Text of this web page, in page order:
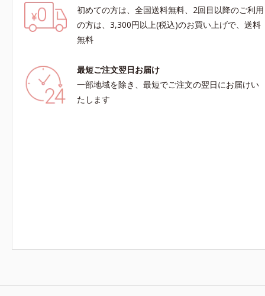
初めての方は、全国送料無料、2回目以降のご利用
の方は、3,300円以上(税込)のお買い上げで、送料
無料
最短ご注文翌日お届け
一部地域を除き、最短でご注文の翌日にお届けい
たします